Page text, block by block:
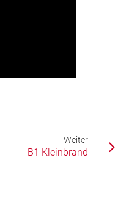
Weiter
B1 Kleinbrand